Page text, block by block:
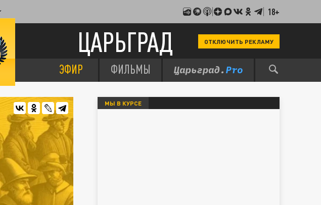
18+
ЦАРЬГРАД ОТКЛЮЧИТЬ РЕКЛАМУ
ЭФИР ФИЛЬМЫ
МЫ В КУРСЕ